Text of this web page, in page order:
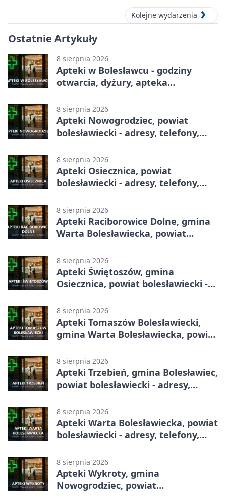
Kolejne wydarzenia
Ostatnie Artykuły
8 sierpnia 2026
Apteki w Bolesławcu - godziny
otwarcia, dyżury, apteka
8 sierpnia 2026
Apteki Nowogrodziec, powiat
bolesławiecki - adresy, telefony,
8 sierpnia 2026
Apteki Osiecznica, powiat
bolesławiecki - adresy, telefony,
8 sierpnia 2026
Apteki Raciborowice Dolne, gmina
Warta Bolesławiecka, powiat
godziny otwarcia
8 sierpnia 2026
Apteki Świętoszów, gmina
Osiecznica, powiat bolesławiecki -
8 sierpnia 2026
Apteki Tomaszów Bolesławiecki,
gmina Warta Bolesławiecka, powiat
godziny otwarcia
8 sierpnia 2026
Apteki Trzebień, gmina Bolesławiec,
powiat bolesławiecki - adresy,
8 sierpnia 2026
Apteki Warta Bolesławiecka, powiat
bolesławiecki - adresy, telefony,
8 sierpnia 2026
Apteki Wykroty, gmina
Nowogrodziec, powiat